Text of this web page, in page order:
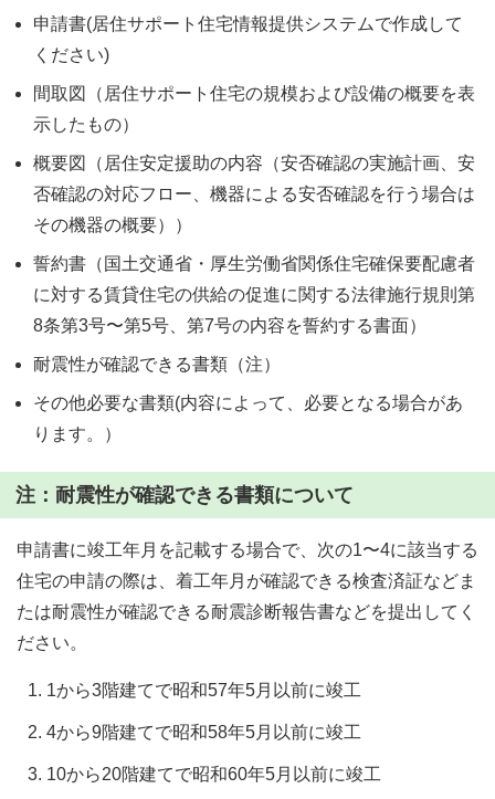
申請書(居住サポート住宅情報提供システムで作成して
ください)
間取図（居住サポート住宅の規模および設備の概要を表
示したもの）
概要図（居住安定援助の内容（安否確認の実施計画、安
否確認の対応フロー、機器による安否確認を行う場合は
その機器の概要））
誓約書（国土交通省・厚生労働省関係住宅確保要配慮者
に対する賃貸住宅の供給の促進に関する法律施行規則第
8条第3号〜第5号、第7号の内容を誓約する書面）
耐震性が確認できる書類（注）
その他必要な書類(内容によって、必要となる場合があ
ります。）
注：耐震性が確認できる書類について
申請書に竣工年月を記載する場合で、次の1〜4に該当する
住宅の申請の際は、着工年月が確認できる検査済証などま
たは耐震性が確認できる耐震診断報告書などを提出してく
ださい。
1から3階建てで昭和57年5月以前に竣工
4から9階建てで昭和58年5月以前に竣工
10から20階建てで昭和60年5月以前に竣工